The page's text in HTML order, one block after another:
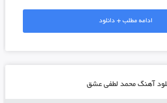
ادامه مطلب + دانلود
آهنگ محمد لطفی عشق